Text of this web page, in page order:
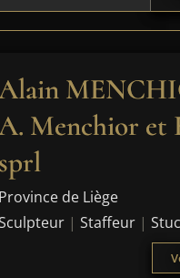
Menchior et
sprl
Province de Liège
|Staffeur |